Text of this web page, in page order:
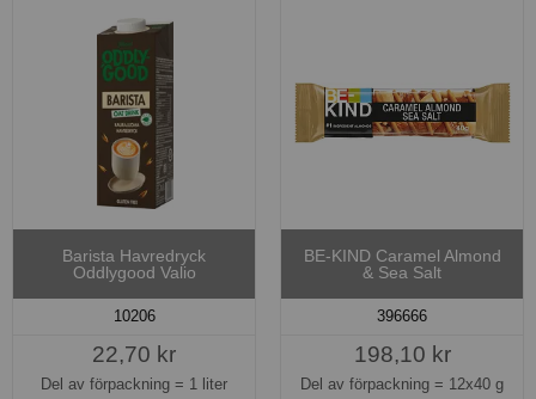
Barista Havredryck
Oddlygood Valio
10206
22,70 kr
Del av förpackning = 1 liter
BE-KIND Caramel Almond
& Sea Salt
396666
198,10 kr
Del av förpackning = 12x40 g